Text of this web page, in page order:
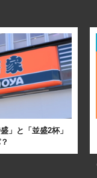
」と「並盛2杯」